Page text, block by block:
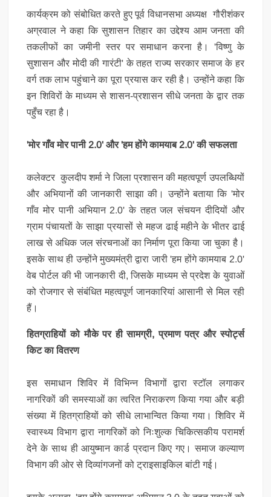
कार्यक्रम को संबोधित करते हुए पूर्व विधानसभा अध्यक्ष गौरीशंकर
अग्रवाल ने कहा कि सुशासन तिहार का उद्देश्य आम जनता की
तकलीफों का जमीनी स्तर पर समाधान करना है। 'विष्णु के
सुशासन और मोदी की गारंटी' के तहत राज्य सरकार समाज के हर
वर्ग तक लाभ पहुंचाने का पूरा प्रयास कर रही है। उन्होंने कहा कि
इन शिविरों के माध्यम से शासन-प्रशासन सीधे जनता के द्वार तक
पहुँच रहा है।
'मोर गाँव मोर पानी 2.0' और 'हम होंगे कामयाब 2.0' की सफलता
कलेक्टर कुलदीप शर्मा ने जिला प्रशासन की महत्वपूर्ण उपलब्धियों
और अभियानों की जानकारी साझा की। उन्होंने बताया कि 'मोर
गाँव मोर पानी अभियान 2.0' के तहत जल संचयन दीदियों और
ग्राम पंचायतों के साझा प्रयासों से महज ढाई महीने के भीतर ढाई
लाख से अधिक जल संरचनाओं का निर्माण पूरा किया जा चुका है।
इसके साथ ही उन्होंने मुख्यमंत्री द्वारा जारी 'हम होंगे कामयाब 2.0'
वेब पोर्टल की भी जानकारी दी, जिसके माध्यम से प्रदेश के युवाओं
को रोजगार से संबंधित महत्वपूर्ण जानकारियां आसानी से मिल रही
हैं।
हितग्राहियों को मौके पर ही सामग्री, प्रमाण पत्र और स्पोर्ट्स
किट का वितरण
इस समाधान शिविर में विभिन्न विभागों द्वारा स्टॉल लगाकर
नागरिकों की समस्याओं का त्वरित निराकरण किया गया और बड़ी
संख्या में हितग्राहियों को सीधे लाभान्वित किया गया। शिविर में
स्वास्थ्य विभाग द्वारा नागरिकों को निःशुल्क चिकित्सकीय परामर्श
देने के साथ ही आयुष्मान कार्ड प्रदान किए गए। समाज कल्याण
विभाग की ओर से दिव्यांगजनों को ट्राइसाइकिल बांटी गई।